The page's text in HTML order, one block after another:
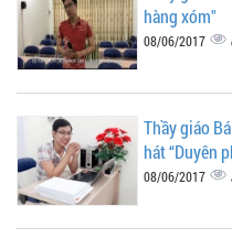
hàng xóm"
08/06/2017
Thầy giáo
hát “Duyên
08/06/2017